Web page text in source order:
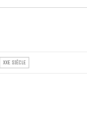
XXE SIÈCLE